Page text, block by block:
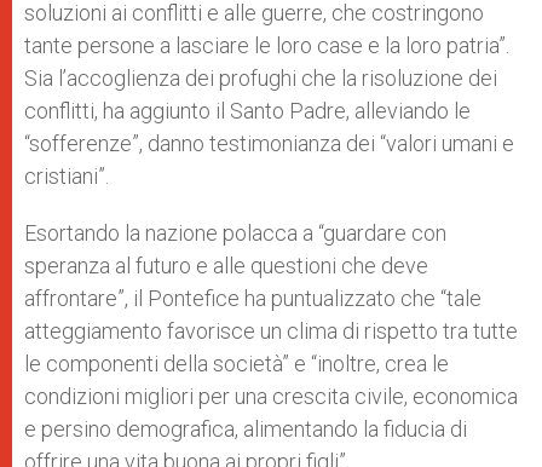
soluzioni ai conflitti e alle guerre, che costringono
tante persone a lasciare le loro case e la loro patria”.
Sia l’accoglienza dei profughi che la risoluzione dei
conflitti, ha aggiunto il Santo Padre, alleviando le
“sofferenze”, danno testimonianza dei “valori umani e
cristiani”.
Esortando la nazione polacca a “guardare con
speranza al futuro e alle questioni che deve
affrontare”, il Pontefice ha puntualizzato che “tale
atteggiamento favorisce un clima di rispetto tra tutte
le componenti della società” e “inoltre, crea le
condizioni migliori per una crescita civile, economica
e persino demografica, alimentando la fiducia di
offrire una vita buona ai propri figli”.